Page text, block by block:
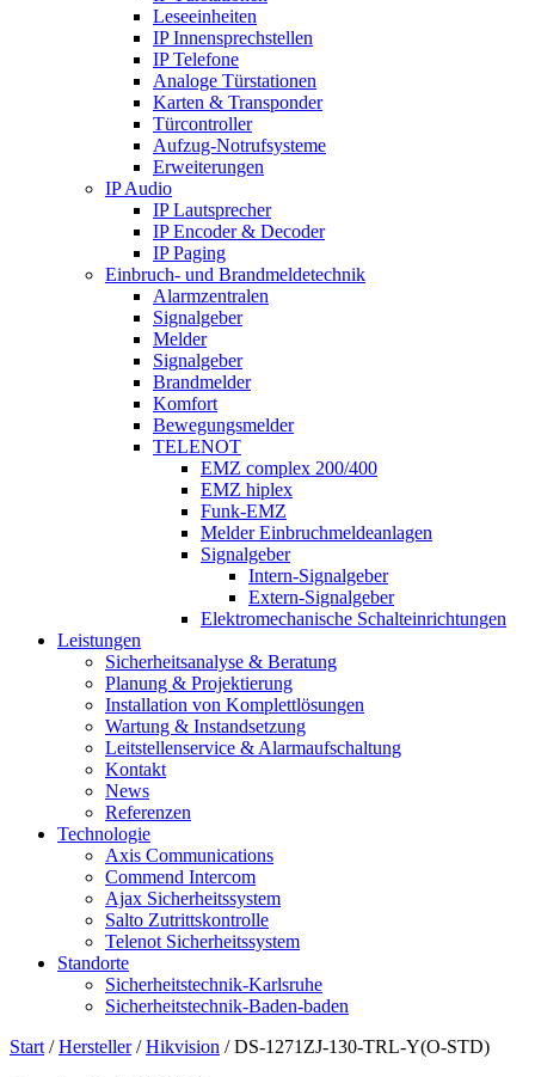
Leseeinheiten
IP Innensprechstellen
IP Telefone
Analoge Türstationen
Karten & Transponder
Türcontroller
Aufzug-Notrufsysteme
Erweiterungen
IP Audio
IP Lautsprecher
IP Encoder & Decoder
IP Paging
Einbruch- und Brandmeldetechnik
Alarmzentralen
Signalgeber
Melder
Signalgeber
Brandmelder
Komfort
Bewegungsmelder
TELENOT
EMZ complex 200/400
EMZ hiplex
Funk-EMZ
Melder Einbruchmeldeanlagen
Signalgeber
Intern-Signalgeber
Extern-Signalgeber
Elektromechanische Schalteinrichtungen
Leistungen
Sicherheitsanalyse & Beratung
Planung & Projektierung​
Installation von Komplettlösungen
Wartung & Instandsetzung
Leitstellenservice & Alarmaufschaltung
Kontakt
News
Referenzen
Technologie
Axis Communications
Commend Intercom
Ajax Sicherheitssystem​
Salto Zutrittskontrolle
Telenot Sicherheitssystem
Standorte
Sicherheitstechnik-Karlsruhe
Sicherheitstechnik-Baden-baden
Start /Hersteller/Hikvision / DS-1271ZJ-130-TRL-Y(O-STD)